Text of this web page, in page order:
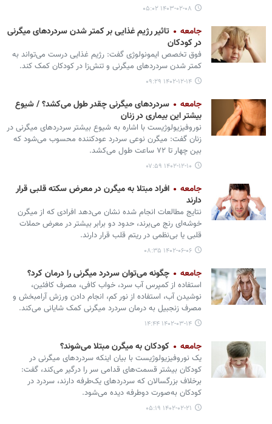
۱۴۰۳-۰۲-۰۸ ۰۵:۰۲
جامعه
تاثیر رژیم غذایی بر کمتر شدن سردردهای میگرنی
در کودکان
فوق تخصص ایمونولوژی گفت: رژیم غذایی درست می‌تواند به
کمتر شدن سردردهای میگرنی و تنش‌زا در کودکان کمک کند.
۱۴۰۲-۱۲-۱۴ ۰۹:۲۹
جامعه
سردردهای میگرنی چقدر طول می‌کشد؟ / شیوع
بیشتر این بیماری در زنان
نوروفیزیولوژیست با اشاره به شیوع بیشتر سردردهای میگرنی در
زنان گفت: میگرن نوعی سردرد عودکننده محسوب می‌شود که
بین چهار تا ۷۲ ساعت طول می‌کشد.
۱۴۰۲-۱۲-۱۰ ۰۷:۵۹
جامعه
افراد مبتلا به میگرن در معرض سکته قلبی قرار
دارند
نتایج مطالعات انجام شده نشان می‌دهد افرادی که از میگرن
خوشه‌ای رنج می‌برند، حدود دو برابر بیشتر در معرض حملات
قلبی یا بی‌نظمی در ریتم قلب قرار دارند.
۱۴۰۲-۰۶-۰۶ ۰۸:۳۵
جامعه چگونه می‌توان سردرد میگرنی را درمان کرد؟
استفاده از کمپرس آب سرد، خواب کافی، مصرف کافئین،
نوشیدن آب، استفاده از نور کم، انجام دادن ورزش آرامبخش و
مصرف زنجبیل به درمان سردرد میگرنی کمک شایانی می‌کند.
۱۴۰۲-۰۳-۱۴ ۱۴:۴۴
جامعه کودکان به میگرن مبتلا می‌شوند؟
یک نوروفیزیولوژیست با بیان اینکه سردردهای میگرنی در
کودکان بیشتر قسمت‌های قدامی سر را درگیر می‌کند، گفت:
برخلاف بزرگسالان که سردردهای یک‌طرفه دارند، سردرد در
کودکان به‌صورت دوطرفه دیده می‌شود.
۱۴۰۲-۰۲-۲۱ ۰۵:۱۹